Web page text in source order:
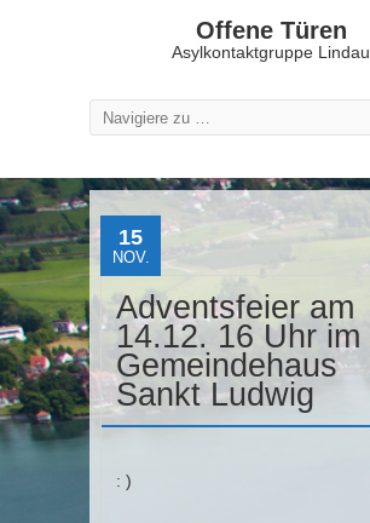
Offene Türen
Asylkontaktgruppe Lindau
15
NOV.
Adventsfeier am
14.12. 16 Uhr im
Gemeindehaus
Sankt Ludwig
: )